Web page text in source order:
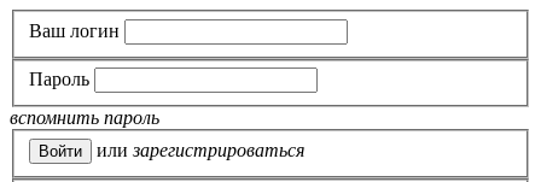
Ваш логин
Пароль
вспомнить пароль
или зарегистрироваться